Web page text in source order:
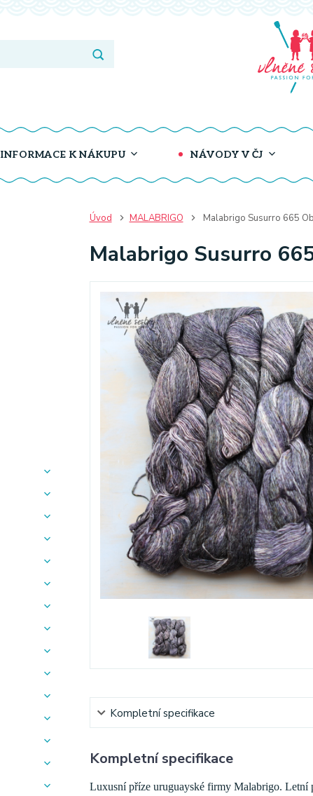
INFORMACE K NÁKUPU NÁVODY V ČJ
Úvod MALABRIGO Malabrigo Susurro 665
Malabrigo Susurro
Kompletní specifikace
Kompletní specifikace
Luxusní příze uruguayské firmy Malabrigo. Letní